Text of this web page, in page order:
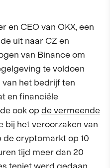
en CEO van OKX, een
uit naar CZ en
van Binance om
te voldoen
van het bedrijf ten
en financiële
ook opde vermeende
bij het veroorzaken van
cryptomarkt op 10
tijd meer dan 20